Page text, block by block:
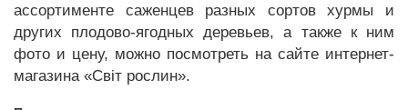
ассортименте саженцев разных сортов хурмы и
других плодово-ягодных деревьев, а также к ним
фото и цену, можно посмотреть на сайте интернет-
магазина «Світ рослин».